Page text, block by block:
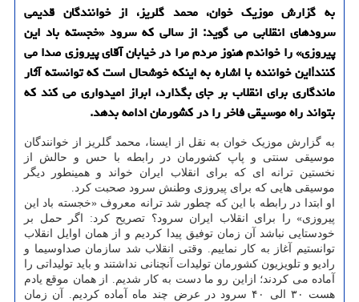
به گزارش موزیک خوان، محمد گلریز، از خوانندگان قدیمی
سرودهای انقلابی می گوید: از سالی که سرود «خجسته باد این
پیروزی» را خواندم هنوز مردم مرا در خیابان آقای پیروزی صدا می
کنند!این خواننده با اشاره به اینکه خوشحال است که توانسته آثار
ماندگاری برای انقلاب بر جای بگذارد، ابراز امیدواری می کند که
بتواند راه موسیقی فاخر را در کشورمان ادامه بدهد.
به گزارش موزیک خوان به نقل از ایسنا، محمد گلریز از خوانندگان
موسیقی سنتی و پاپ کشورمان در رابطه با حس و حالش از
نخستین ترانه ای که برای انقلاب ایران خواند و همینطور دیگر
موسیقی هایی که برای پیروزی وطنش سرود صحبت کرد.
او ابتدا در رابطه با این که چطور شد ترانه معروف «خجسته باد این
پیروزی» را برای انقلاب ایران سرود؟ تصریح کرد: اگر حمل بر
خودستایی نباشد آن زمان توفیق پیدا کردیم و از همان اوایل انقلاب
توانستیم آغاز به کار نماییم. وقتی انقلاب شد سازمان صداوسیما و
رادیو و تلویزیون کشورمان تولیدات آنچنانی نداشتند و باید تولیداتی را
آماده می کردند؛ ازاین رو ما دست به کار شدیم. از همان موقع یادم
هست ۳۰ الی ۴۰ سرود در عرض چند ماه آماده کردیم. آن زمان